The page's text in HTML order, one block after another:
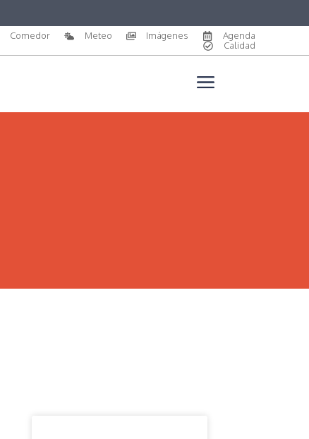
Comedor Meteo Imágenes
Agenda
Calidad